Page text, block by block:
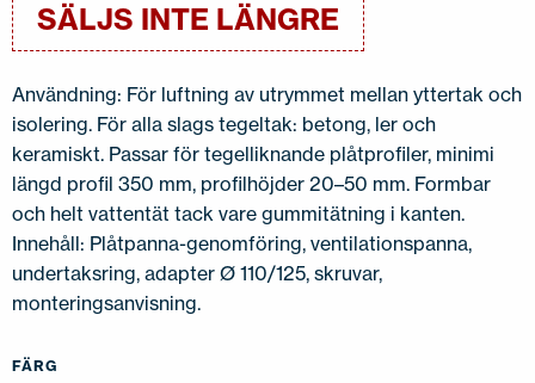
SÄLJS INTE LÄNGRE
Användning: För luftning av utrymmet mellan yttertak och
isolering. För alla slags tegeltak: betong, ler och
keramiskt. Passar för tegelliknande plåtprofiler, minimi
längd profil 350 mm, profilhöjder 20–50 mm. Formbar
och helt vattentät tack vare gummitätning i kanten.
Innehåll: Plåtpanna-genomföring, ventilationspanna,
undertaksring, adapter Ø 110/125, skruvar,
monteringsanvisning.
FÄRG